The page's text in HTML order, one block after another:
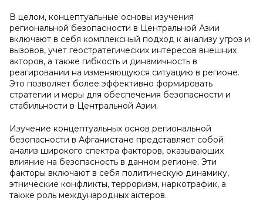
В целом, концептуальные основы изучения
региональной безопасности в Центральной Азии
включают в себя комплексный подход к анализу угроз и
вызовов, учет геостратегических интересов внешних
акторов, а также гибкость и динамичность в
реагировании на изменяющуюся ситуацию в регионе.
Это позволяет более эффективно формировать
стратегии и меры для обеспечения безопасности и
стабильности в Центральной Азии.
Изучение концептуальных основ региональной
безопасности в Афганистане представляет собой
анализ широкого спектра факторов, оказывающих
влияние на безопасность в данном регионе. Эти
факторы включают в себя политическую динамику,
этнические конфликты, терроризм, наркотрафик, а
также роль международных актеров.